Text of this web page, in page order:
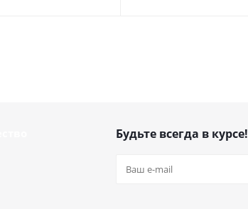
Будьте всегда в курсе!